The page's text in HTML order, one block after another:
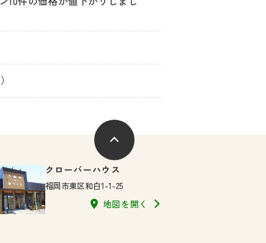
クローバーハウス
福岡市東区和白1-1-25
地図を開く